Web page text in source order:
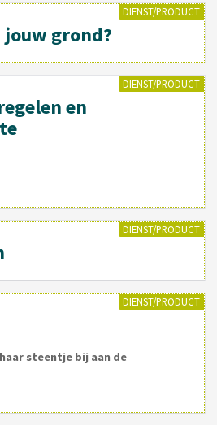
DIENST/PRODUCT
jouw grond?
DIENST/PRODUCT
en
DIENST/PRODUCT
DIENST/PRODUCT
steentje bij aan de